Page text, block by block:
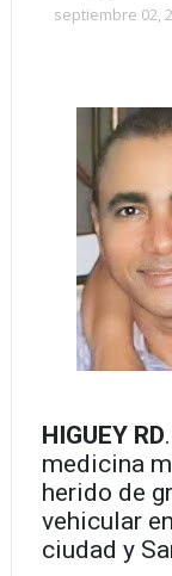
septiembre 02,
HIGUEY RD
medicina
herido de
vehicular
ciudad y